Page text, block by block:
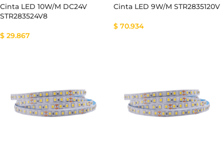
Cinta LED 10W/M DC24V
STR283524V8
$ 29.867
Cinta LED 9W/M STR2835120V
$ 70.934